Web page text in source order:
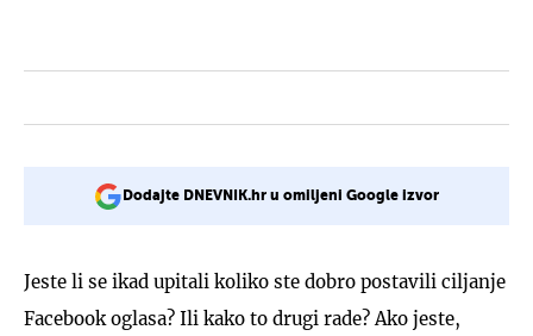
Dodajte DNEVNIK.hr u omiljeni Google izvor
Jeste li se ikad upitali koliko ste dobro postavili ciljanje
Facebook oglasa? Ili kako to drugi rade? Ako jeste,